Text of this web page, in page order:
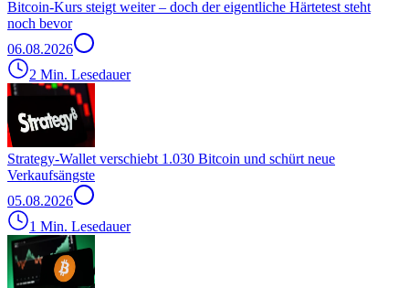
Bitcoin-Kurs steigt weiter – doch der eigentliche Härtetest steht
noch bevor
06.08.2026
2 Min. Lesedauer
Strategy-Wallet verschiebt 1.030 Bitcoin und schürt neue
Verkaufsängste
05.08.2026
1 Min. Lesedauer